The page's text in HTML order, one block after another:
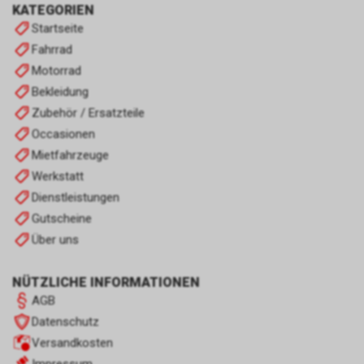
KATEGORIEN
Startseite
Fahrrad
Motorrad
Bekleidung
Zubehör / Ersatzteile
Occasionen
Mietfahrzeuge
Werkstatt
Dienstleistungen
Gutscheine
Über uns
NÜTZLICHE INFORMATIONEN
AGB
Datenschutz
Versandkosten